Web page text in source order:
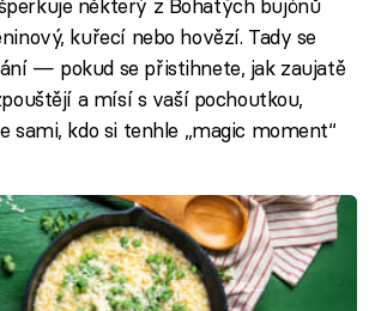
některý z Bohatých bujónů
kuřecí nebo hovězí. Tady se
— pokud se přistihnete, jak zaujatě
a mísí s vaší pochoutkou,
sami, kdo si tenhle „magic moment“